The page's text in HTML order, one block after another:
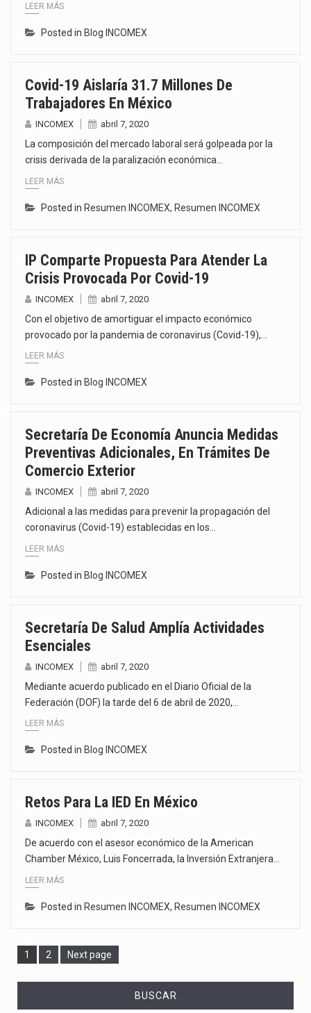
LEER MÁS
Posted in Blog INCOMEX
Covid-19 Aislaría 31.7 Millones De
Trabajadores En México
INCOMEX abril 7, 2020
La composición del mercado laboral será golpeada por la
crisis derivada de la paralización económica…
LEER MÁS
Posted in Resumen INCOMEX, Resumen INCOMEX
IP Comparte Propuesta Para Atender La
Crisis Provocada Por Covid-19
INCOMEX abril 7, 2020
Con el objetivo de amortiguar el impacto económico
provocado por la pandemia de coronavirus (Covid-19),…
LEER MÁS
Posted in Blog INCOMEX
Secretaría De Economía Anuncia Medidas
Preventivas Adicionales, En Trámites De
Comercio Exterior
INCOMEX abril 7, 2020
Adicional a las medidas para prevenir la propagación del
coronavirus (Covid-19) establecidas en los…
LEER MÁS
Posted in Blog INCOMEX
Secretaría De Salud Amplía Actividades
Esenciales
INCOMEX abril 7, 2020
Mediante acuerdo publicado en el Diario Oficial de la
Federación (DOF) la tarde del 6 de abril de 2020,…
LEER MÁS
Posted in Blog INCOMEX
Retos Para La IED En México
INCOMEX abril 7, 2020
De acuerdo con el asesor económico de la American
Chamber México, Luis Foncerrada, la Inversión Extranjera…
LEER MÁS
Posted in Resumen INCOMEX, Resumen INCOMEX
Page
1 Page
2 Next page
BUSCAR